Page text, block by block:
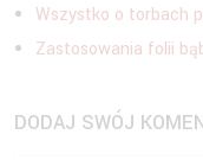
Wszystko o torbach
Zastosowania folii
DODAJ SWÓJ